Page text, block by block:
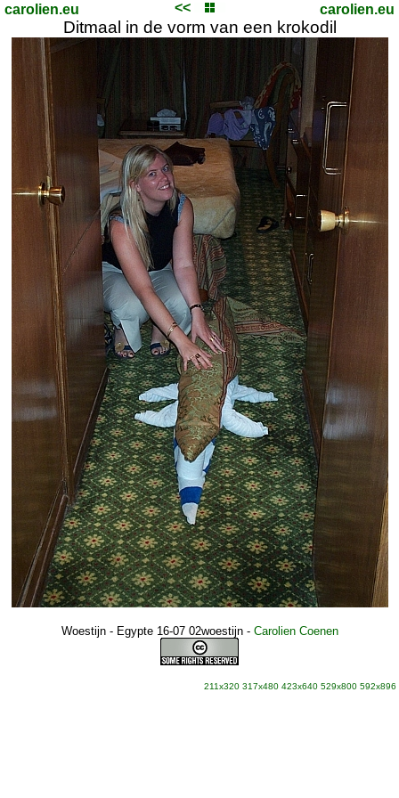
carolien.eu << carolien.eu
Ditmaal in de vorm van een krokodil
Woestijn - Egypte 16-07 02woestijn- Carolien Coenen
211x320 317x480 423x640 529x800 592x896